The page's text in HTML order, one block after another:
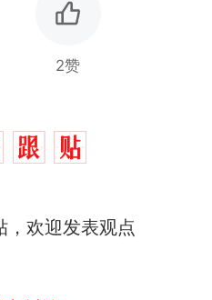
2赞
，欢迎发表观点
，公平么？